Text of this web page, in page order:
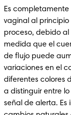
Es
vaginal al
proceso, debido al
medida que el
de flujo puede
variaciones en el
diferentes colores
a distinguir entre
señal de alerta.